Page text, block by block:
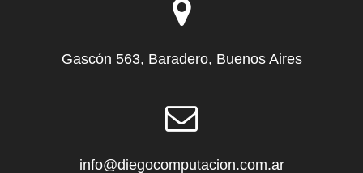
Gascón 563, Baradero, Buenos Aires
info@diegocomputacion.com.ar